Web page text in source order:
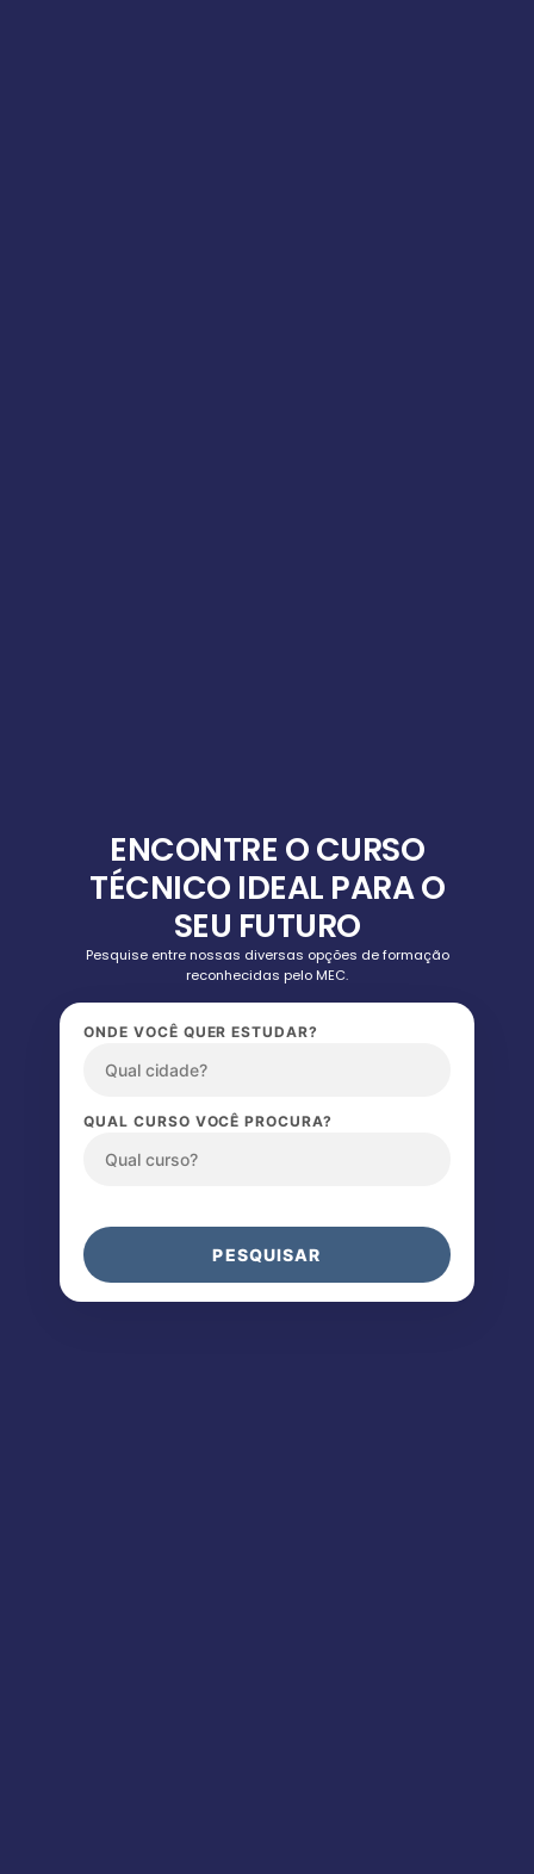
ENCONTRE O CURSO
TÉCNICO IDEAL PARA O
SEU FUTURO
Pesquise entre nossas diversas opções de formação
reconhecidas pelo MEC.
ONDE VOCÊ QUER ESTUDAR?
QUAL CURSO VOCÊ PROCURA?
PESQUISAR